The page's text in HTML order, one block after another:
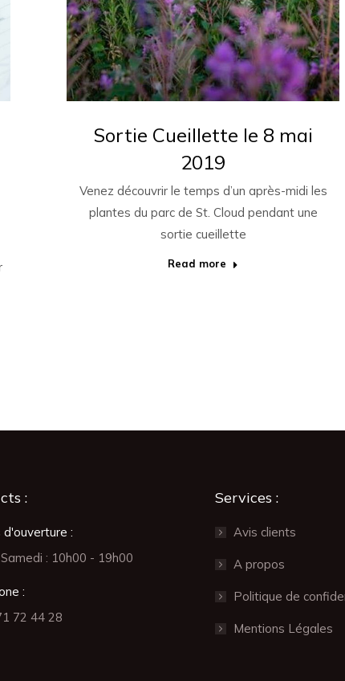
Sortie Cueillette le 8 mai
2019
Venez découvrir le temps d’un après-midi les
plantes du parc de St. Cloud pendant une
sortie cueillette
Read more
:
d'ouverture :
: 10h00 - 19h00
:
72 44 28
Services :
Avis clients
A propos
Politique de
Mentions Légales